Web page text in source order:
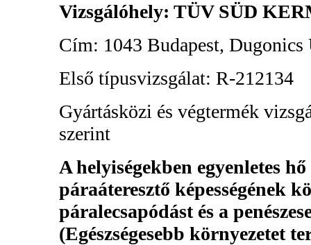
Vizsgálóhely: TÜV SÜD
Cím: 1043 Budapest, Dugonics
Első típusvizsgálat: R-212134
Gyártásközi és végtermék
szerint
A helyiségekben egyenletes
páraáteresztő képességének
páralecsapódást és a
(Egészségesebb környezetet